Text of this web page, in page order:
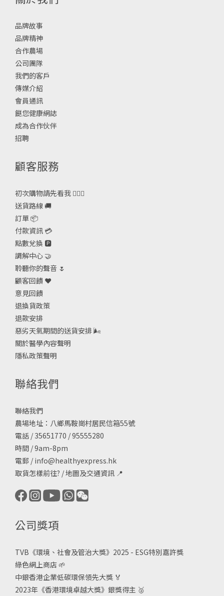
品牌故事
品牌精神
合作農場
公司團隊
我們的客戶
傳媒介紹
會員通訊
餸您健康網誌
成為合作伙伴
招聘
顧客服務
初次購物請先看我 🙋🏻‍♀️
送貨路線 🚚
訂單 📦
付款資訊 💳
點數兌換 🅿️
調解中心 🤝
聆聽你的聲音 🌷
顧客回饋 ❤️
意見回饋
退換貨政策
退款安排
惡劣天氣期間的送貨安排🌬
關於醫學內容聲明
隱私政策聲明
聯絡我們
聯絡我們
農場地址：八鄉馬鞍崗村居民信箱55號
電話 / 35651770 / 95555280
時間 / 9am-8pm
電郵 / info@healthyexpress.hk
取貨怎樣前往? /地圖及交通資訊 📍
公司獎項
TVB《環境、社會及管治大獎》2025 - ESG特別嘉許獎
綠色網上商店 🌱
中銀香港企業低碳環保領先大獎 🏅
2023年《香港環境卓越大獎》銀獎得主 🥈